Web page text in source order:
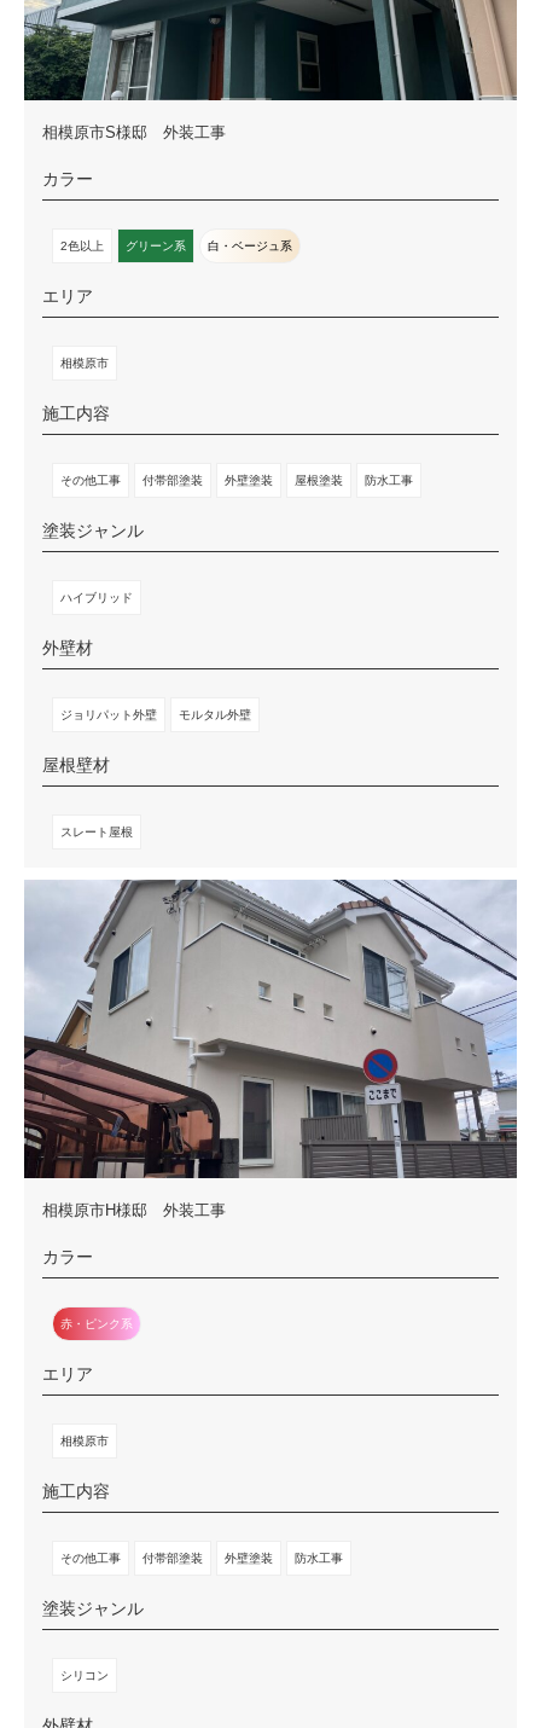
相模原市S様邸 外装工事
カラー
2色以上 グリーン系 白・ベージュ系
エリア
相模原市
施工内容
その他工事 付帯部塗装 外壁塗装 屋根塗装 防水工事
塗装ジャンル
ハイブリッド
外壁材
ジョリパット外壁 モルタル外壁
屋根壁材
スレート屋根
相模原市H様邸 外装工事
カラー
赤・ピンク系
エリア
相模原市
施工内容
その他工事 付帯部塗装 外壁塗装 防水工事
塗装ジャンル
シリコン